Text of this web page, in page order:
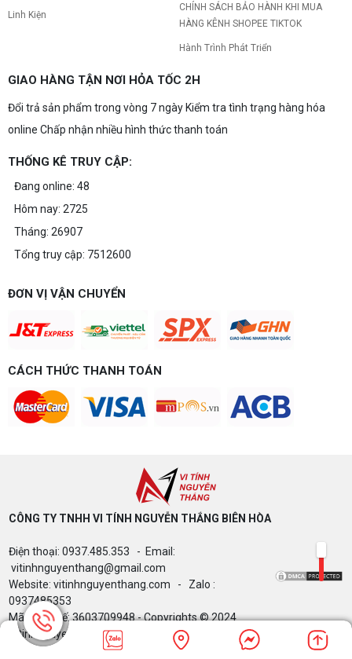
Linh Kiện
CHÍNH SÁCH BẢO HÀNH KHI MUA
HÀNG KÊNH SHOPEE TIKTOK
Hành Trình Phát Triển
GIAO HÀNG TẬN NƠI HỎA TỐC 2H
Đổi trả sản phẩm trong vòng 7 ngày Kiểm tra tình trạng hàng hóa
online Chấp nhận nhiều hình thức thanh toán
THỐNG KÊ TRUY CẬP:
Đang online: 48
Hôm nay: 2725
Tháng: 26907
Tổng truy cập: 7512600
ĐƠN VỊ VẬN CHUYỂN
CÁCH THỨC THANH TOÁN
CÔNG TY TNHH VI TÍNH NGUYỄN THẮNG BIÊN HÒA​
Điện thoại: 0937.485.353 - Email:
vitinhnguyenthang@gmail.com
Website: vitinhnguyenthang.com - Zalo :
0937485353
Mã Số Thuế: 3603709948 - Copyrights © 2024
Vitinhnguyenthang.com. All Rights Reserved